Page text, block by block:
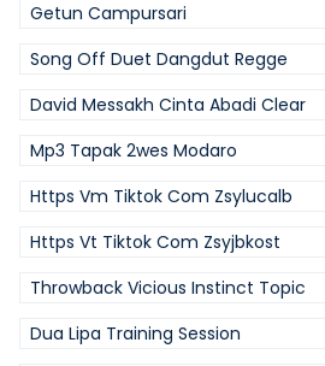
Getun Campursari
Song Off Duet Dangdut Regge
David Messakh Cinta Abadi Clear
Mp3 Tapak 2wes Modaro
Https Vm Tiktok Com Zsylucalb
Https Vt Tiktok Com Zsyjbkost
Throwback Vicious Instinct Topic
Dua Lipa Training Session